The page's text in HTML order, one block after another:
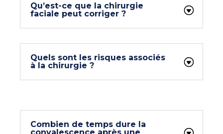
Qu’est-ce que la chirurgie
faciale peut corriger ?
Quels sont les risques associés
à la chirurgie ?
Combien de temps dure la